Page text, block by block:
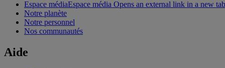
Espace médiaEspace média Opens an external link in a new tab
Notre planète
Notre personnel
Nos communautés
Aide